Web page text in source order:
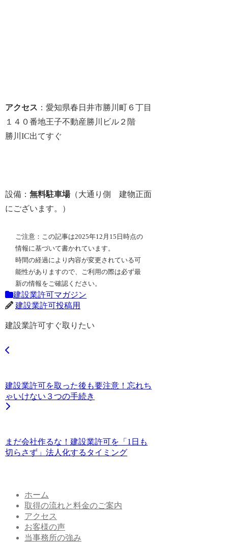
アクセス ：愛知県春日井市勝川町６丁目
１４０番地王子不動産勝川ビル２階
勝川IC出てすぐ
設備：無料駐車場（大通り側 建物正面
にございます。）
ご注意：この記事は2025年12月15日時点の
情報に基づいて書かれています。
時間の経過により内容が変更されている可
能性がありますので、ご利用の際は必ず最
新の情報をご確認ください。
建設業許可マガジン
建設業許可投稿用
建設業許可すぐ取りたい
建設業許可を取った後も要注意！忘れち
ゃいけない３つの手続き
まだ会社作るな！建設業許可を「1日も
切らさず」法人化するタイミング
ホーム
取得の流れと料金のご案内
アクセス
お客様の声
当事務所の強み